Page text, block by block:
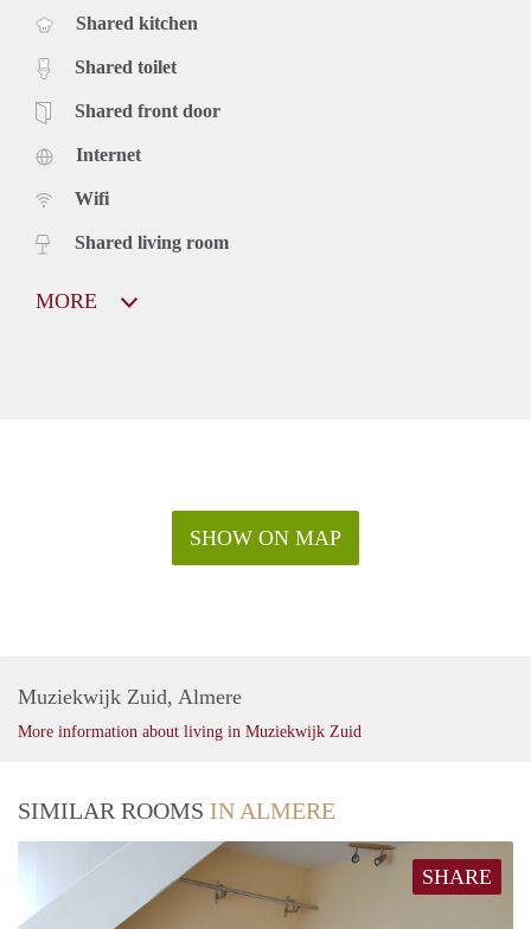
Shared kitchen
Shared toilet
Shared front door
Internet
Wifi
Shared living room
MORE
SHOW ON MAP
Muziekwijk Zuid, Almere
More information about living in Muziekwijk Zuid
SIMILAR ROOMS IN ALMERE
SHARE